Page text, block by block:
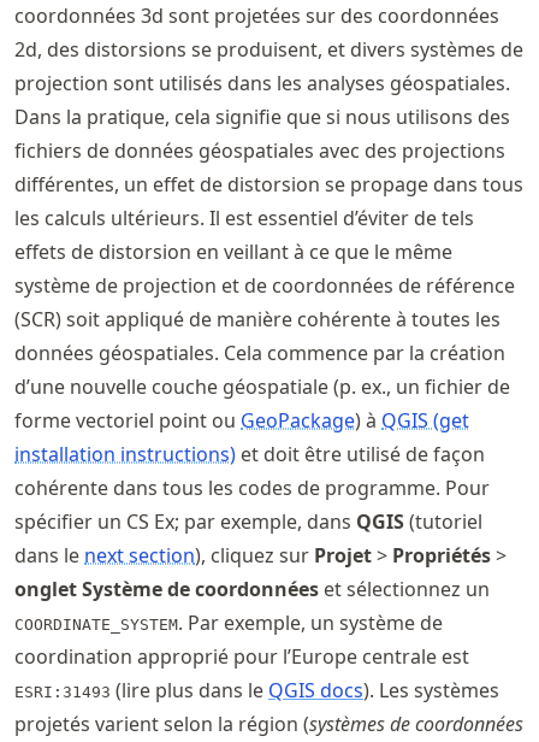
coordonnées 3d sont projetées sur des coordonnées
2d, des distorsions se produisent, et divers systèmes de
projection sont utilisés dans les analyses géospatiales.
Dans la pratique, cela signifie que si nous utilisons des
fichiers de données géospatiales avec des projections
différentes, un effet de distorsion se propage dans tous
les calculs ultérieurs. Il est essentiel d’éviter de tels
effets de distorsion en veillant à ce que le même
système de projection et de coordonnées de référence
(SCR) soit appliqué de manière cohérente à toutes les
données géospatiales. Cela commence par la création
d’une nouvelle couche géospatiale (p. ex., un fichier de
forme vectoriel point ou GeoPackage) à QGIS (get
installation instructions) et doit être utilisé de façon
cohérente dans tous les codes de programme. Pour
spécifier un CS Ex; par exemple, dans QGIS(tutoriel
dans le next section), cliquez sur Projet> Propriétés>
onglet Système de coordonnées et sélectionnez un
COORDINATE_SYSTEM. Par exemple, un système de
coordination approprié pour l’Europe centrale est
ESRI:31493 (lire plus dans le QGIS docs). Les systèmes
projetés varient selon la région (systèmes de coordonnées